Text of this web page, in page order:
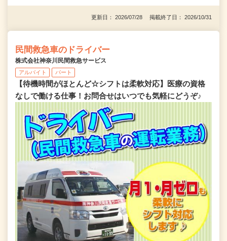
更新日： 2026/07/28 掲載終了日： 2026/10/31
民間救急車のドライバー
株式会社神奈川民間救急サービス
アルバイト パート
【待機時間がほとんど☆シフトは柔軟対応】医療の資格
なしで働ける仕事！お問合せはいつでも気軽にどうぞ♪